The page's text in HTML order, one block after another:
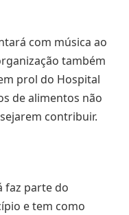
com música ao
também
prol do Hospital
de alimentos não
contribuir.
faz parte do
e tem como